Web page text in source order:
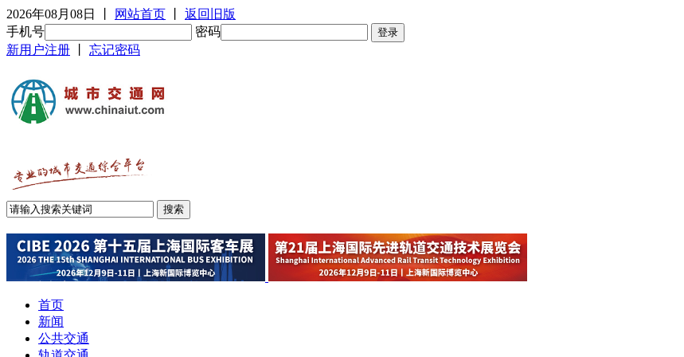
2026年08月08日 网站首页
返回旧版
手机号
密码
新用户注册
忘记密码
首页
新闻
公共交通